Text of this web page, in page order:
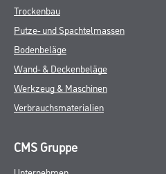
Trockenbau
Putze- und Spachtelmassen
Bodenbeläge
Wand- & Deckenbeläge
Werkzeug & Maschinen
Verbrauchsmaterialien
CMS Gruppe